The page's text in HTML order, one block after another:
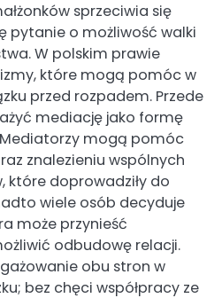
sprzeciwia się
pytanie o możliwość walki
W polskim prawie
które mogą pomóc w
przed rozpadem. Przede
mediację jako formę
mogą pomóc
znalezieniu wspólnych
które doprowadziły do
wiele osób decyduje
może przynieść
odbudowę relacji.
obu stron w
bez chęci współpracy ze